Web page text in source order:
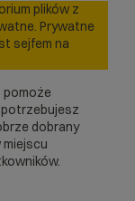
plików z
Prywatne
sejfem na
pomoże
dobrany